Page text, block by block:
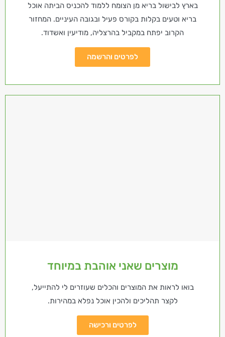
בארץ לבישול בריא מן הצומח ללמוד להכניס הביתה אוכל
בריא וטעים בקלות בקורס פעיל ובגובה העיניים. המחזור
הקרוב יפתח במקביל בהרצליה, מודיעין ואשדוד.
לפרטים והרשמה
מוצרים שאני אוהבת במיוחד
בואו לראות את המוצרים והכלים שעוזרים לי להתייעל,
לקצר תהליכים ולהכין אוכל נפלא במהירות.
לפרטים ורכישה